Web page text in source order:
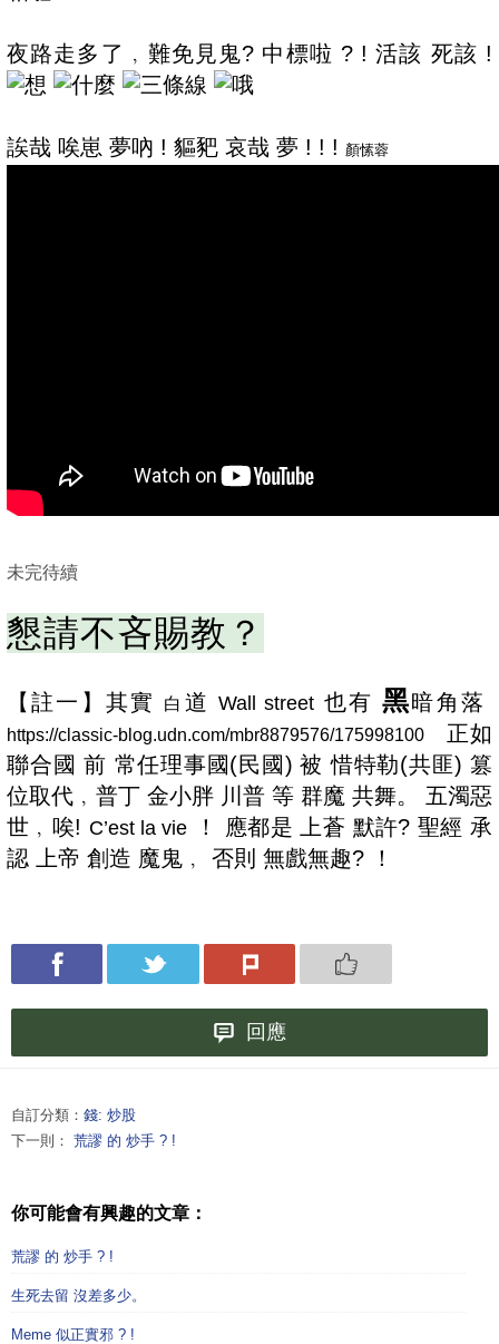
夜路走多了﹐難免見鬼? 中標啦 ? ! 活該 死該 !
誒哉 唉崽 夢吶 ! 貙豝 哀哉 夢 ! ! ! 顏愫蓉
未完待續
懇請不吝賜教？
【註一】其實 白 道Wall street 也有黑暗角落
https://classic-blog.udn.com/mbr8879576/175998100
正如
聯合國 前 常任理事國(民國) 被 惜特勒(共匪) 篡
位取代﹐普丁 金小胖 川普 等 群魔 共舞。 五濁惡
世﹐唉! C’est la vie ！ 應都是 上蒼 默許? 聖經 承
認 上帝 創造 魔鬼﹐ 否則 無戲無趣? ！
回應
自訂分類： 錢: 炒股
下一則： 荒謬 的 炒手 ? !
你可能會有興趣的文章：
荒謬 的 炒手 ? !
生死去留 沒差多少。
Meme 似正實邪 ? !